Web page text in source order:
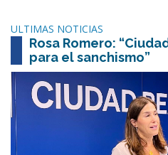
ULTIMAS NOTICIAS
Rosa Romero:
para el sanchismo”